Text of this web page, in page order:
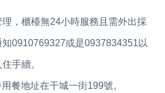
理，櫃檯無24小時服務且需外出採
0910769327或是0937834351以
手續。
餐地址在干城一街199號。